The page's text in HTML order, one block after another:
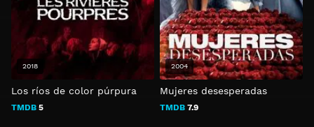
Los ríos de color púrpura
TMDB 5
2018
Mujeres desesperadas
TMDB 7.9
2004